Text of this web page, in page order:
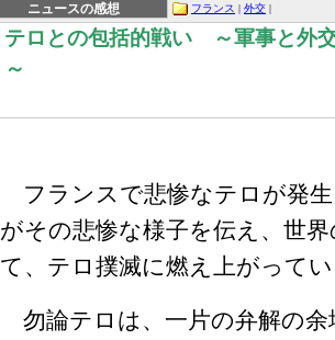
ニュースの感想 フランス | 外交 |
テロとの包括的戦い ～軍事と外
～
フランスで悲惨なテロが発
がその悲惨な様子を伝え、世
て、テロ撲滅に燃え上がって
勿論テロは、一片の弁解の